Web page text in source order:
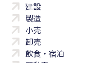
建設
製造
小売
卸売
飲食・宿泊